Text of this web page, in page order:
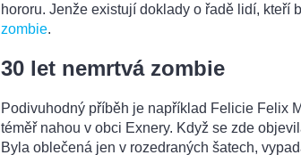
hororu. Jenže existují doklady o řadě lidí, kteří
zombie.
30 let nemrtvá zombie
Podivuhodný příběh je například Felicie Felix
téměř nahou v obci Exnery. Když se zde
Byla oblečená jen v rozedraných šatech,